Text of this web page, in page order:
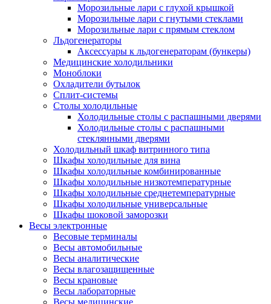
Морозильные лари с глухой крышкой
Морозильные лари с гнутыми стеклами
Морозильные лари с прямым стеклом
Льдогенераторы
Аксессуары к льдогенераторам (бункеры)
Медицинские холодильники
Моноблоки
Охладители бутылок
Сплит-системы
Столы холодильные
Холодильные столы с распашными дверями
Холодильные столы с распашными
стеклянными дверями
Холодильный шкаф витринного типа
Шкафы холодильные для вина
Шкафы холодильные комбинированные
Шкафы холодильные низкотемпературные
Шкафы холодильные среднетемпературные
Шкафы холодильные универсальные
Шкафы шоковой заморозки
Весы электронные
Весовые терминалы
Весы автомобильные
Весы аналитические
Весы влагозащищенные
Весы крановые
Весы лабораторные
Весы медицинские